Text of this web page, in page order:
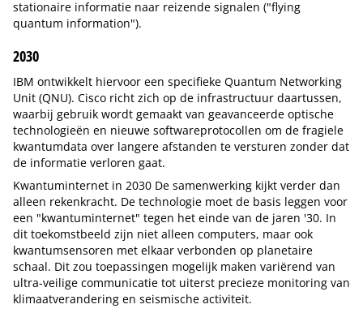
stationaire informatie naar reizende signalen ("flying
quantum information").
2030
IBM ontwikkelt hiervoor een specifieke Quantum Networking
Unit (QNU). Cisco richt zich op de infrastructuur daartussen,
waarbij gebruik wordt gemaakt van geavanceerde optische
technologieën en nieuwe softwareprotocollen om de fragiele
kwantumdata over langere afstanden te versturen zonder dat
de informatie verloren gaat.
Kwantuminternet in 2030 De samenwerking kijkt verder dan
alleen rekenkracht. De technologie moet de basis leggen voor
een "kwantuminternet" tegen het einde van de jaren '30. In
dit toekomstbeeld zijn niet alleen computers, maar ook
kwantumsensoren met elkaar verbonden op planetaire
schaal. Dit zou toepassingen mogelijk maken variërend van
ultra-veilige communicatie tot uiterst precieze monitoring van
klimaatverandering en seismische activiteit.